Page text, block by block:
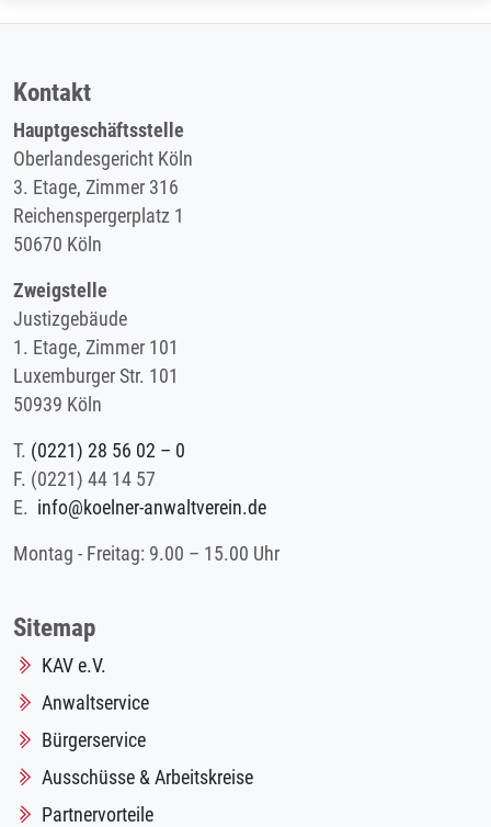
Kontakt
Hauptgeschäftsstelle
Oberlandesgericht Köln
3. Etage, Zimmer 316
Reichenspergerplatz 1
50670 Köln
Zweigstelle
Justizgebäude
1. Etage, Zimmer 101
Luxemburger Str. 101
50939 Köln
T. (0221) 28 56 02 – 0
F. (0221) 44 14 57
E. info@koelner-anwaltverein.de
Montag - Freitag: 9.00 – 15.00 Uhr
Sitemap
KAV e.V.
Anwaltservice
Bürgerservice
Ausschüsse & Arbeitskreise
Partnervorteile